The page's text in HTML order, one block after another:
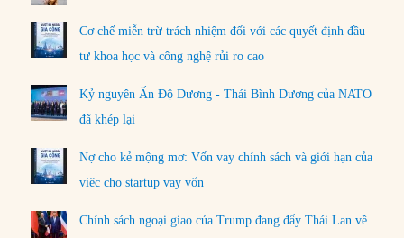
Cơ chế miễn trừ trách nhiệm đối với các quyết định đầu
tư khoa học và công nghệ rủi ro cao
Kỷ nguyên Ấn Độ Dương - Thái Bình Dương của NATO
đã khép lại
Nợ cho kẻ mộng mơ: Vốn vay chính sách và giới hạn của
việc cho startup vay vốn
Chính sách ngoại giao của Trump đang đẩy Thái Lan về